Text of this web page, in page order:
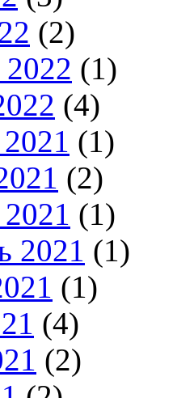
(2)
(1)
(4)
(1)
(2)
(1)
2021 (1)
(1)
(4)
(2)